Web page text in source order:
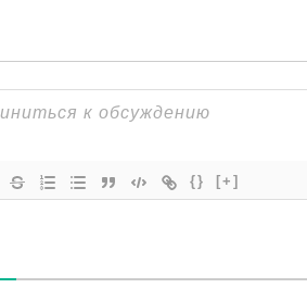
{} [+]